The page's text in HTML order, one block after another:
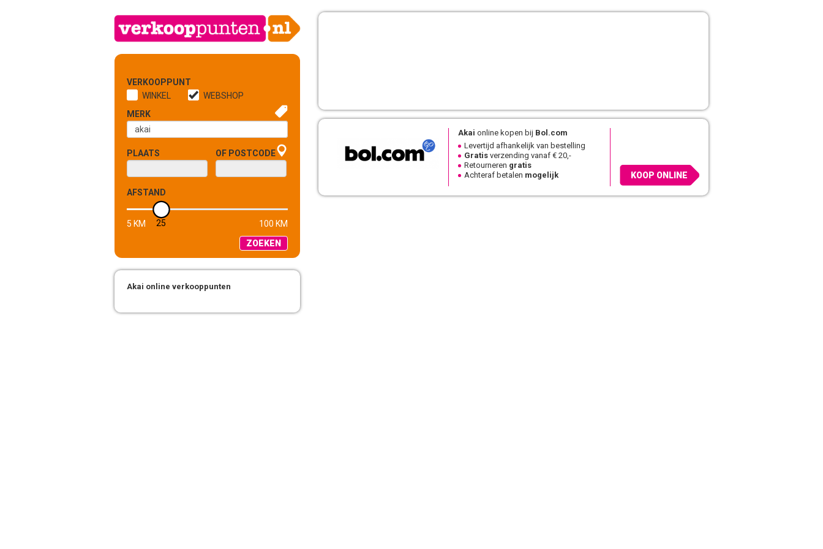
VERKOOPPUNT
WINKEL
WEBSHOP
MERK
PLAATS OF POSTCODE
AFSTAND
5 KM 25
100 KM
ZOEKEN
Akai online verkooppunten
Akai online kopen bij Bol.com
Levertijd afhankelijk van bestelling
Gratis verzending vanaf € 20,-
Retourneren gratis
Achteraf betalen mogelijk KOOP ONLINE